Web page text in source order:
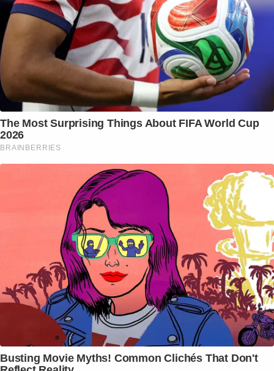
The Most Surprising Things About FIFA World Cup
2026
BRAINBERRIES
Busting Movie Myths! Common Clichés That Don't